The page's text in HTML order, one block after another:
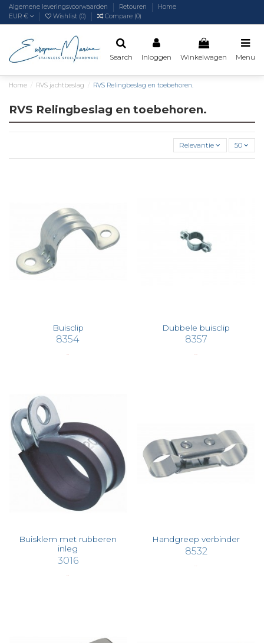
Algemene leveringsvoorwaarden Retouren
Home
EUR €
Wishlist (0) Compare (0)
Search Inloggen Winkelwagen Menu
Home RVS jachtbeslag RVS Relingbeslag en toebehoren.
RVS Relingbeslag en toebehoren.
Relevantie 50
Buisclip
8354
Dubbele buisclip
8357
Buisklem met rubberen
inleg
3016
Handgreep verbinder
8532